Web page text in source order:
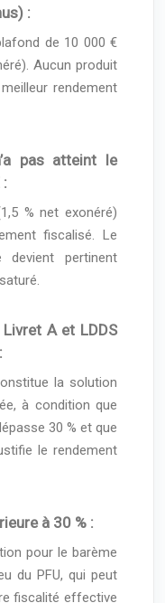
:
de 10 000 €
Aucun produit
rendement
pas atteint le
% net exonéré)
fiscalisé. Le
pertinent
A et LDDS
la solution
à condition que
30 % et que
le rendement
à 30 % :
pour le barème
du PFU, qui peut
fiscalité effective